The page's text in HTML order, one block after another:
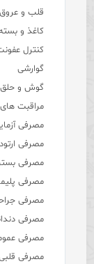
قلب و عروق
کاغذ و
کنترل
گوارشی
گوش و حلق
مراقبت
مصرفی
مصرفی
مصرفی
مصرفی
مصرفی
مصرفی
مصرفی
مصرفی